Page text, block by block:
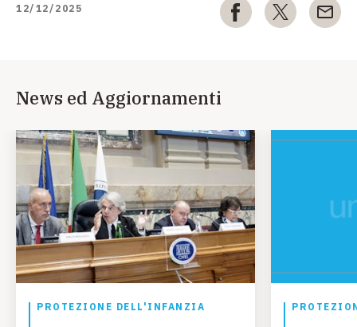
12/12/2025
News ed Aggiornamenti
PROTEZIONE DELL'INFANZIA